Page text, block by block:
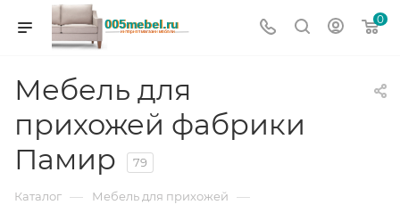
0
Мебель для
прихожей фабрики
Памир
79
Каталог — Мебель для прихожей —